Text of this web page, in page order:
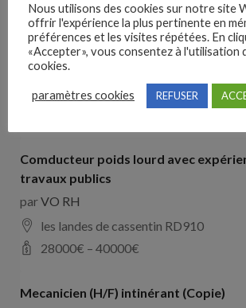
Lyon 69001
Collaborateur comptable H/F
parHays France
Comducteur poids lourd avec
travaux publics
parVO RH
les landes de cassentin RD910
28000€ – 40000€
Mecanicien (H/F) intinérant (Copie)
Nous utilisons des cookies sur notre site
offrir l'expérience la plus pertinente en
préférences et les visites répétées. En
«Accepter», vous consentez à l'utilisation
cookies.
paramètres cookies REFUSER